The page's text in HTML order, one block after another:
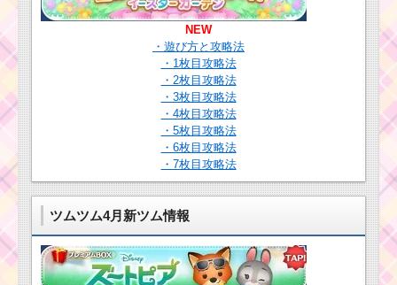
NEW
・遊び方と攻略法
・1枚目攻略法
・2枚目攻略法
・3枚目攻略法
・4枚目攻略法
・5枚目攻略法
・6枚目攻略法
・7枚目攻略法
ツムツム4月新ツム情報